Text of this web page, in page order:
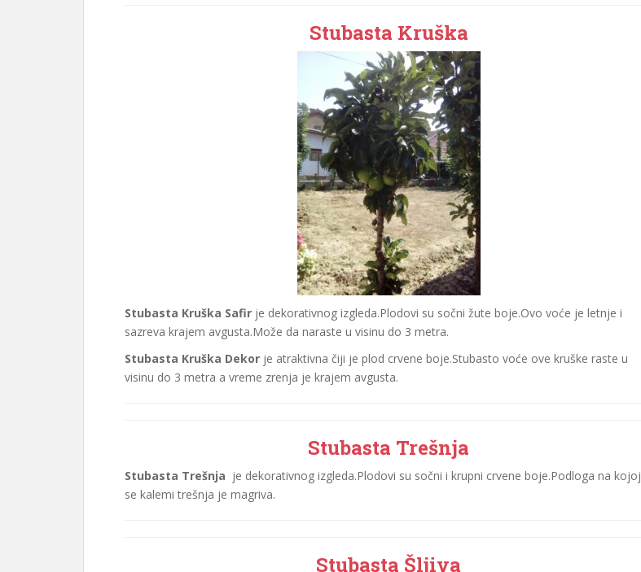
Stubasta Kruška
Stubasta Kruška Safir je dekorativnog izgleda.Plodovi su sočni žute boje.Ovo voće je letnje i
sazreva krajem avgusta.Može da naraste u visinu do 3 metra.
Stubasta Kruška Dekor je atraktivna čiji je plod crvene boje.Stubasto voće ove kruške raste u
visinu do 3 metra a vreme zrenja je krajem avgusta.
Stubasta Trešnja
Stubasta Trešnja je dekorativnog izgleda.Plodovi su sočni i krupni crvene boje.Podloga na kojoj
se kalemi trešnja je magriva.
Stubasta Šljiva